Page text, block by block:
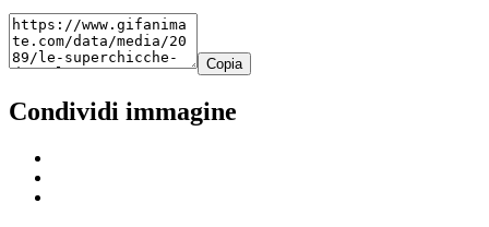
Copia
Condividi immagine